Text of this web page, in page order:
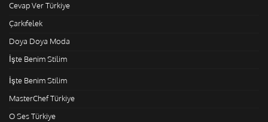
Cevap Ver Türkiye
Çarkıfelek
Doya Doya Moda
İşte Benim Stilim
İşte Benim Stilim
MasterChef Türkiye
O Ses Türkiye